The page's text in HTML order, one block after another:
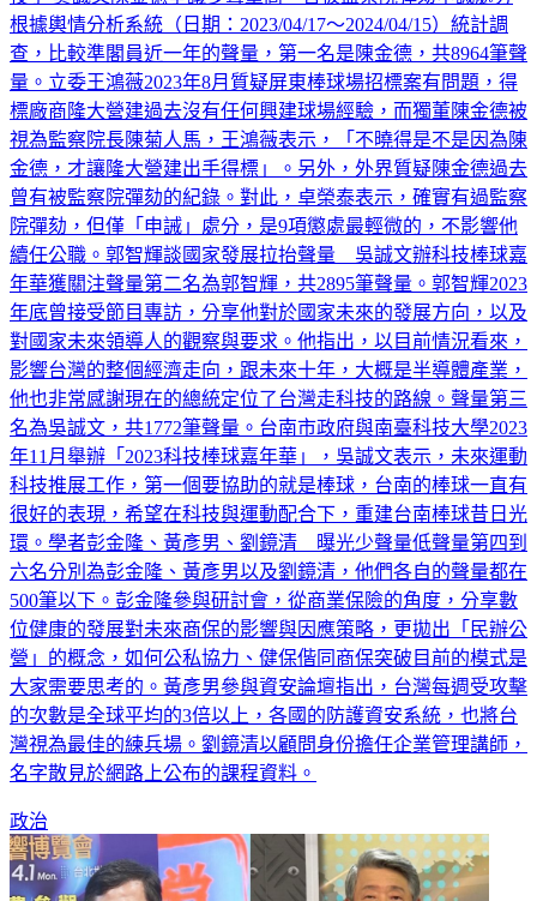
投手 吳誠文陳金德爭議多聲量高 曾被監察院彈劾申誡處分
根據輿情分析系統（日期：2023/04/17～2024/04/15）統計調
查，比較準閣員近一年的聲量，第一名是陳金德，共8964筆聲
量。立委王鴻薇2023年8月質疑屏東棒球場招標案有問題，得
標廠商隆大營建過去沒有任何興建球場經驗，而獨董陳金德被
視為監察院長陳菊人馬，王鴻薇表示，「不曉得是不是因為陳
金德，才讓隆大營建出手得標」。另外，外界質疑陳金德過去
曾有被監察院彈劾的紀錄。對此，卓榮泰表示，確實有過監察
院彈劾，但僅「申誡」處分，是9項懲處最輕微的，不影響他
續任公職。郭智輝談國家發展拉抬聲量 吳誠文辦科技棒球嘉
年華獲關注聲量第二名為郭智輝，共2895筆聲量。郭智輝2023
年底曾接受節目專訪，分享他對於國家未來的發展方向，以及
對國家未來領導人的觀察與要求。他指出，以目前情況看來，
影響台灣的整個經濟走向，跟未來十年，大概是半導體產業，
他也非常感謝現在的總統定位了台灣走科技的路線。聲量第三
名為吳誠文，共1772筆聲量。台南市政府與南臺科技大學2023
年11月舉辦「2023科技棒球嘉年華」，吳誠文表示，未來運動
科技推展工作，第一個要協助的就是棒球，台南的棒球一直有
很好的表現，希望在科技與運動配合下，重建台南棒球昔日光
環。學者彭金隆、黃彥男、劉鏡清 曝光少聲量低聲量第四到
六名分別為彭金隆、黃彥男以及劉鏡清，他們各自的聲量都在
500筆以下。彭金隆參與研討會，從商業保險的角度，分享數
位健康的發展對未來商保的影響與因應策略，更拋出「民辦公
營」的概念，如何公私協力、健保偕同商保突破目前的模式是
大家需要思考的。黃彥男參與資安論壇指出，台灣每週受攻擊
的次數是全球平均的3倍以上，各國的防護資安系統，也將台
灣視為最佳的練兵場。劉鏡清以顧問身份擔任企業管理講師，
政治